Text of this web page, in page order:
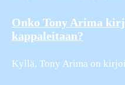
Onko Tony Arima
kappaleitaan?
Kyllä, Tony Arima on